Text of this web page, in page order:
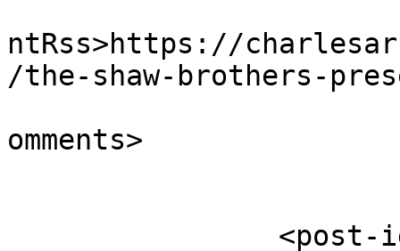
ntRss>https://
/the-shaw-brothers-
omments>